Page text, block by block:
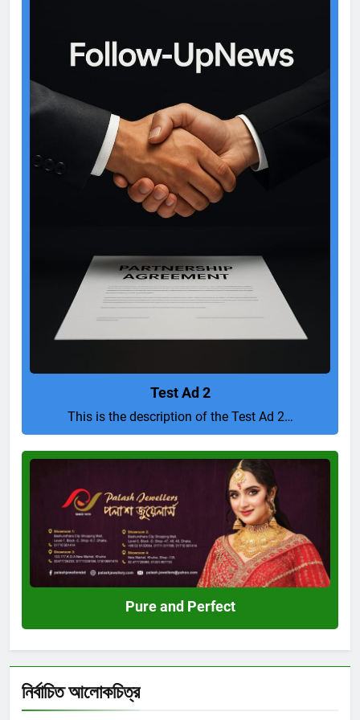
Test Ad 2
This is the description of the Test Ad 2…
Pure and Perfect
নির্বাচিত আলোকচিত্র